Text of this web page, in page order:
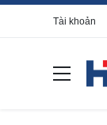
Tài khoản